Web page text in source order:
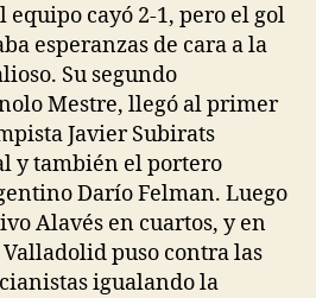
equipo cayó 2-1, pero el gol
esperanzas de cara a la
Su segundo
Mestre, llegó al primer
Javier Subirats
y también el portero
Darío Felman. Luego
Alavés en cuartos, y en
puso contra las
igualando la